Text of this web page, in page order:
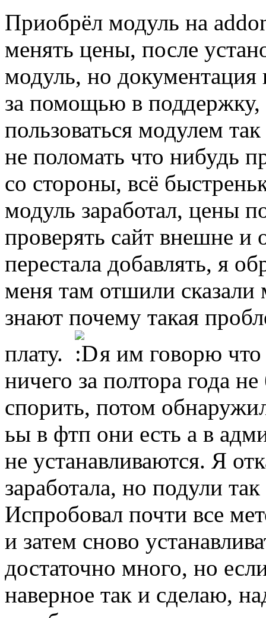
Приобрёл модуль на
менять цены, после
модуль, но документация
за помощью в поддержку,
пользоваться модулем
не поломать что нибудь
со стороны, всё
модуль заработал, цены
проверять сайт внешне и
перестала добавлять, я
меня там отшили
знают почему такая
плату.
я им говорю что
ничего за полтора года
спорить, потом
ьы в фтп они есть а в
не устанавливаются. Я
заработала, но подули
Испробовал почти все
и затем сново
достаточно много, но
наверное так и сделаю,